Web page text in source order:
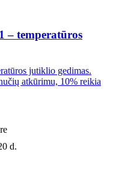
– temperatūros
jutiklio gedimas.
atkūrimu, 10% reikia
d.